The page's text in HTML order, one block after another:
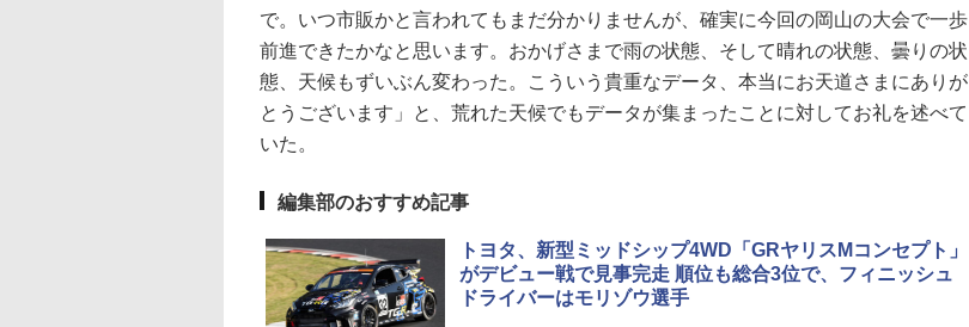
で。いつ市販かと言われてもまだ分かりませんが、確実に今回の岡山の大会で一歩
前進できたかなと思います。おかげさまで雨の状態、そして晴れの状態、曇りの状
態、天候もずいぶん変わった。こういう貴重なデータ、本当にお天道さまにありが
とうございます」と、荒れた天候でもデータが集まったことに対してお礼を述べて
いた。
編集部のおすすめ記事
トヨタ、新型ミッドシップ4WD「GRヤリスMコンセプト」
がデビュー戦で見事完走 順位も総合3位で、フィニッシュ
ドライバーはモリゾウ選手